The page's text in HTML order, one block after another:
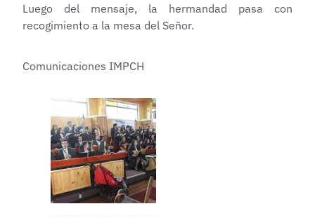
Luego del mensaje, la hermandad pasa con
recogimiento a la mesa del Señor.
Comunicaciones IMPCH